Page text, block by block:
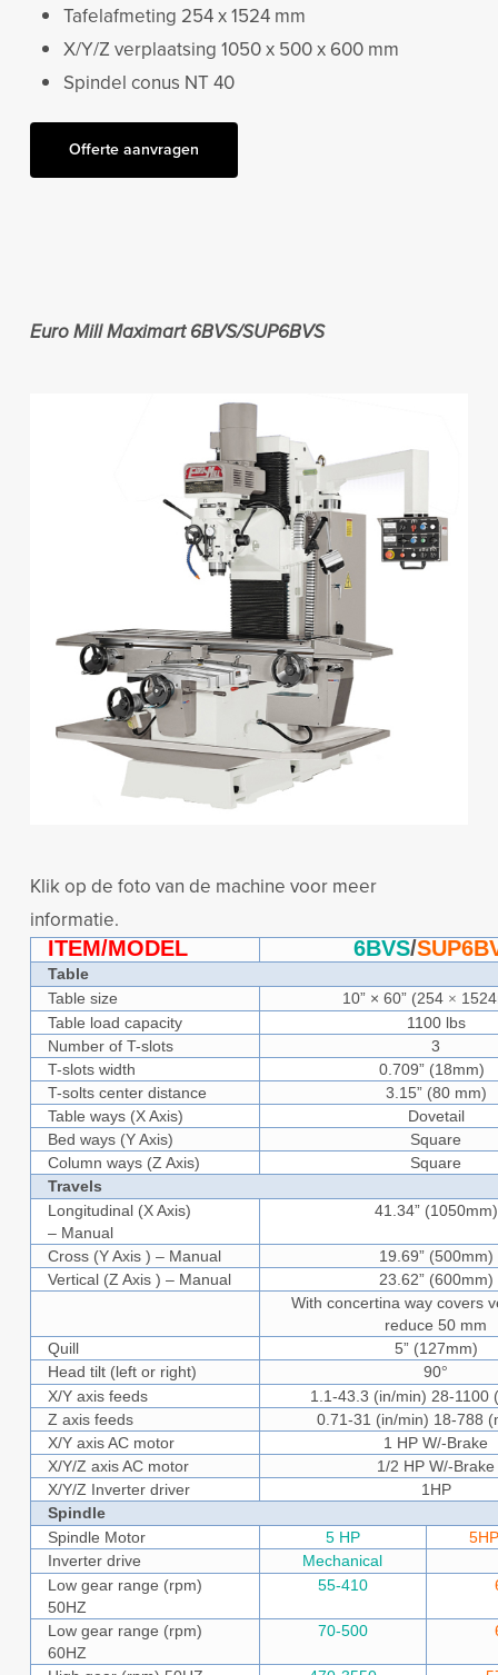
Tafelafmeting 254 x 1524 mm
X/Y/Z verplaatsing 1050 x 500 x 600 mm
Spindel conus NT 40
Offerte aanvragen
Euro Mill Maximart 6BVS/SUP6BVS
Klik op de foto van de machine voor meer
informatie.
ITEM/MODEL 6BVS/
Table
Table size
10” × 60” (254 ×
Table load capacity
1100 lbs
Number of T-slots
3
T-slots width
0.709” (18mm)
T-solts center distance
3.15” (80 mm)
Table ways (X Axis)
Dovetail
Bed ways (Y Axis)
Square
Column ways (Z Axis)
Square
Travels
Longitudinal (X Axis)
– Manual
41.34” (1050mm)
Cross (Y Axis ) – Manual
19.69” (500mm)
Vertical (Z Axis ) – Manual
23.62” (600mm)
With concertina way covers
reduce 50 mm
Quill
5” (127mm)
Head tilt (left or right)
90°
X/Y axis feeds
1.1-43.3 (in/min) 28-1100
Z axis feeds
0.71-31 (in/min) 18-788
X/Y axis AC motor
1 HP W/-Brake
X/Y/Z axis AC motor
1/2 HP W/-Brake
X/Y/Z Inverter driver
1HP
Spindle
Spindle Motor
5 HP
Inverter drive
Mechanical
Low gear range (rpm)
50HZ
55-410
Low gear range (rpm)
60HZ
70-500